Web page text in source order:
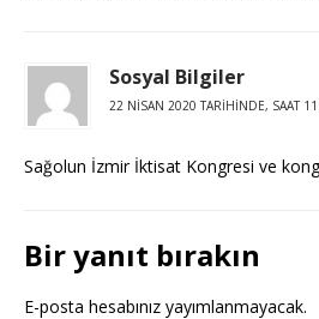
Sosyal Bilgiler
22 NISAN 2020 TARIHINDE, SAAT
Sağolun İzmir İktisat Kongresi ve
Bir yanıt bırakın
E-posta hesabınız yayımlanmayacak.